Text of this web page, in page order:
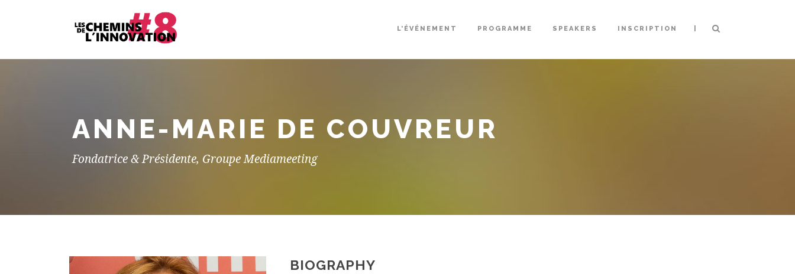
L’ÉVÉNEMENT PROGRAMME SPEAKERS INSCRIPTION |
ANNE-MARIE DE COUVREUR
Fondatrice & Présidente, Groupe Mediameeting
BIOGRAPHY